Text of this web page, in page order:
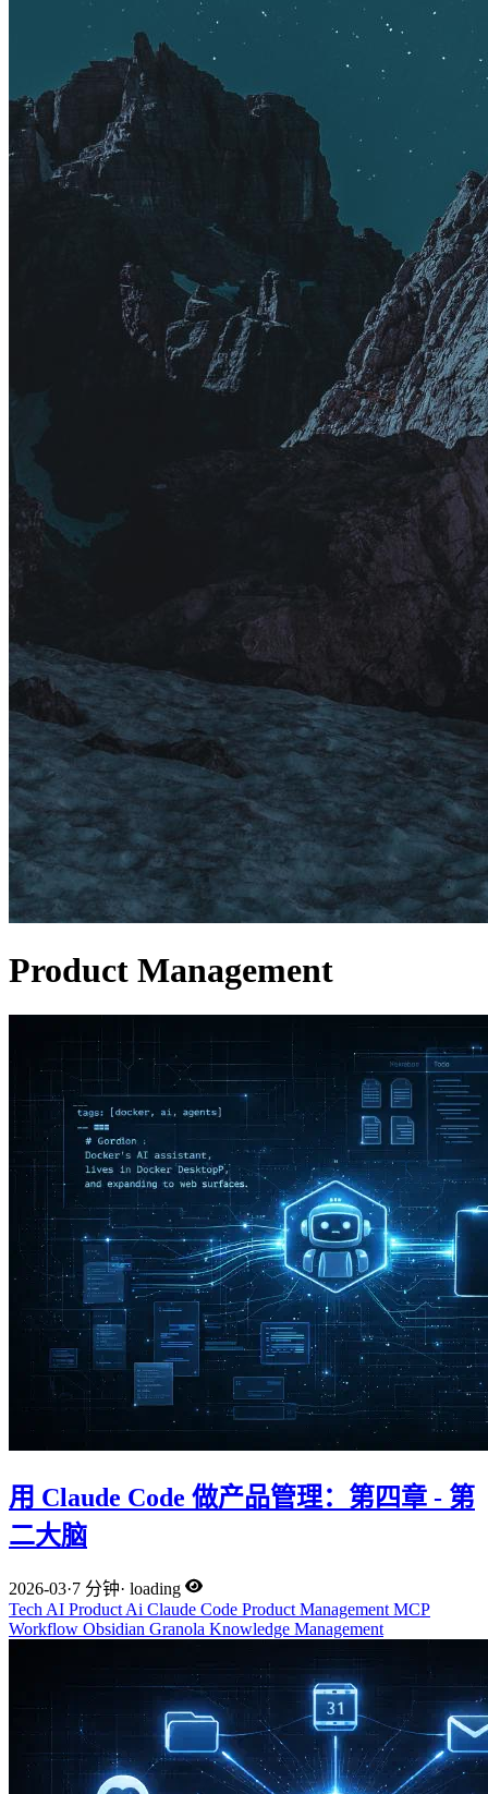
Product Management
用 Claude Code 做产品管理：第四章 - 第
二大脑
2026-03·7 分钟· loading
Tech AI Product Ai Claude Code Product Management MCP
Workflow Obsidian Granola Knowledge Management